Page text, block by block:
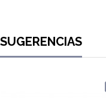
SUGERENCIAS